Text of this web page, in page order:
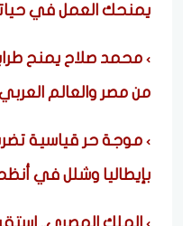
يمنحك العمل في
محمد صلاح يمنح
من مصر والعالم
موجة حر قياسية تضرب
بإيطاليا وشلل في